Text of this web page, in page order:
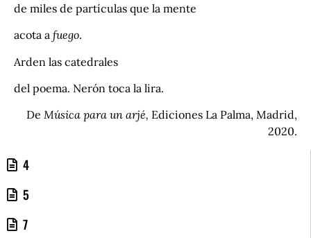
4
5
7
de miles de partículas que la mente
acota a fuego.
Arden las catedrales
del poema. Nerón toca la lira.
De Música para un arjé, Ediciones La Palma, Madrid,
2020.